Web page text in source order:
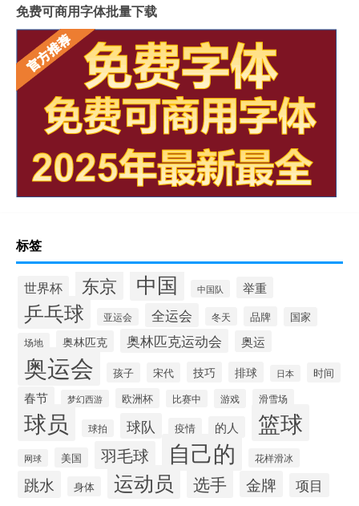
免费可商用字体批量下载
标签
世界杯 东京 中国 中国队 举重
乒乓球 亚运会 全运会 冬天 品牌 国家
场地 奥林匹克 奥林匹克运动会 奥运
奥运会 孩子 宋代 技巧 排球 日本 时间
春节 梦幻西游 欧洲杯 比赛中 游戏 滑雪场
球员 球拍 球队 疫情 的人 篮球
网球 美国 羽毛球 自己的 花样滑冰
跳水 身体 运动员 选手 金牌 项目